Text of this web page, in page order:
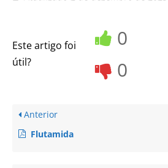
Este artigo foi
útil?
0
0
Anterior
Flutamida